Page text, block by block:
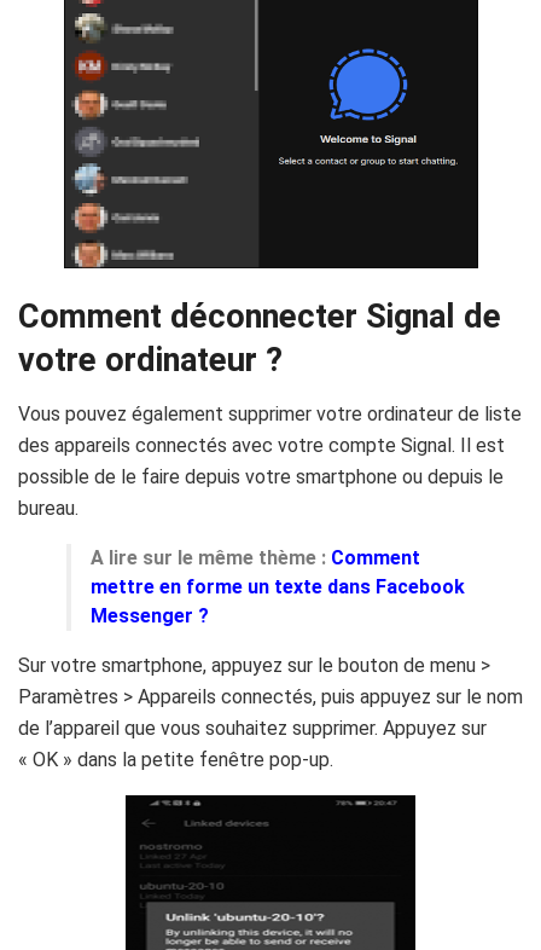
Comment déconnecter Signal de
votre ordinateur ?
Vous pouvez également supprimer votre ordinateur de liste
des appareils connectés avec votre compte Signal. Il est
possible de le faire depuis votre smartphone ou depuis le
bureau.
A lire sur le même thème : Comment
mettre en forme un texte dans Facebook
Messenger ?
Sur votre smartphone, appuyez sur le bouton de menu >
Paramètres > Appareils connectés, puis appuyez sur le nom
de l’appareil que vous souhaitez supprimer. Appuyez sur
« OK » dans la petite fenêtre pop-up.